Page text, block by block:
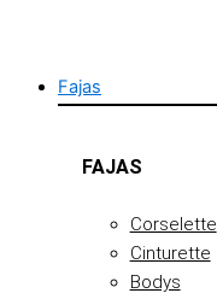
Fajas
FAJAS
Corselette
Cinturette
Bodys